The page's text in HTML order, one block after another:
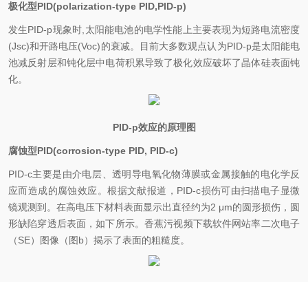
极化型PID(polarization-type PID,PID-p)
发生PID-p现象时,太阳能电池的电学性能上主要表现为短路电流密度
(Jsc)和开路电压(Voc)的衰减。目前大多数观点认为PID-p是太阳能电
池减反射层和钝化层中电荷积累导致了极化效应破坏了晶体硅表面钝
化。
PID-p效应的原理图
腐蚀型PID(corrosion-type PID, PID-c)
PID-c主要是由介电层、透明导电氧化物薄膜或金属接触的电化学反
应而造成的腐蚀效应。根据文献报道，PID-c损伤可由扫描电子显微
镜观测到。在高电压下材料表面显示出直径约为2 μm的圆形损伤，圆
形缺陷穿透后表面，如下所示。香蕉污视频下载软件网站率二次电子
（SE）图像（图b）揭示了表面的粗糙度。